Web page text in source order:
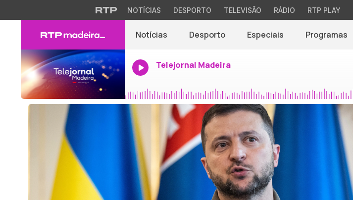
NOTÍCIAS DESPORTO TELEVISÃO RÁDIO RTP PLAY
Notícias Desporto Especiais Programas
Telejornal Madeira